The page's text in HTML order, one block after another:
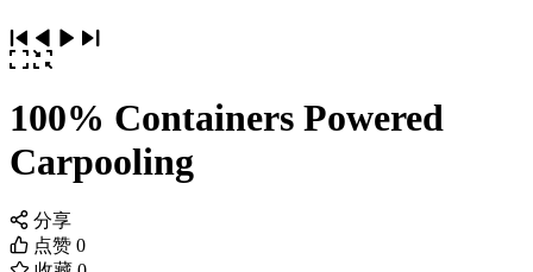
100% Containers Powered
Carpooling
分享
点赞 0